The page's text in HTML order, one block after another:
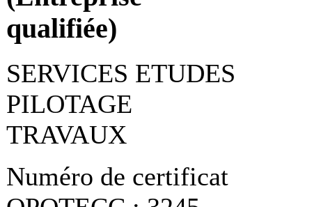
qualifiée)
SERVICES ETUDES
PILOTAGE
TRAVAUX
Numéro de certificat